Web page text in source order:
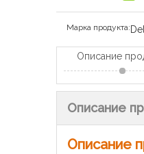
Марка продукта:
Описание
Описание
Описание